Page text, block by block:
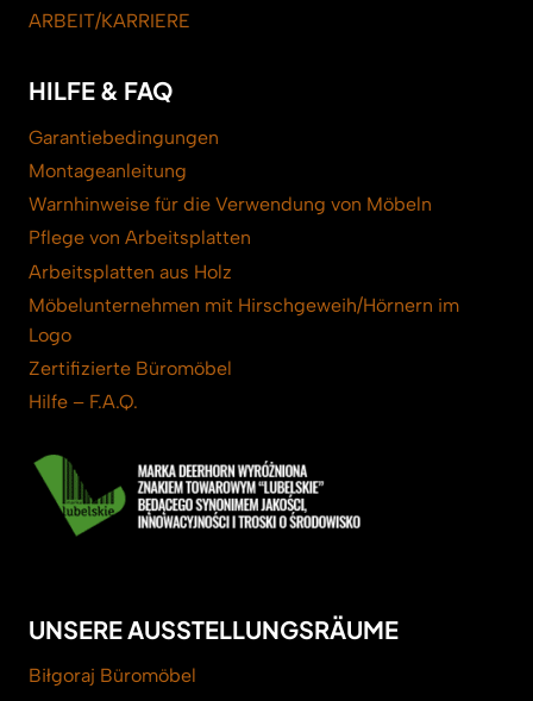
ARBEIT/KARRIERE
HILFE & FAQ
Garantiebedingungen
Montageanleitung
Warnhinweise für die Verwendung von Möbeln
Pflege von Arbeitsplatten
Arbeitsplatten aus Holz
Möbelunternehmen mit Hirschgeweih/Hörnern im
Logo
Zertifizierte Büromöbel
Hilfe – F.A.Q.
UNSERE AUSSTELLUNGSRÄUME
Biłgoraj Büromöbel